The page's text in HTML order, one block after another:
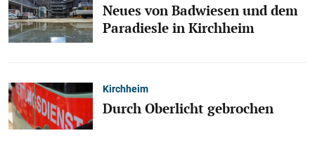
Neues von Badwiesen und dem
Paradiesle in Kirchheim
Kirchheim
Durch Oberlicht gebrochen